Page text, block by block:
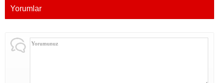
Yorumlar